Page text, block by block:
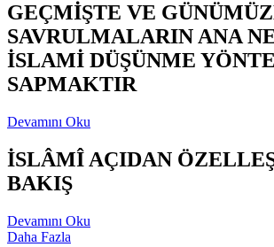
GEÇMİŞTE VE
SAVRULMALARIN ANA
İSLAMİ DÜŞÜNME
SAPMAKTIR
Devamını Oku
İSLÂMÎ AÇIDAN
BAKIŞ
Devamını Oku
Daha Fazla